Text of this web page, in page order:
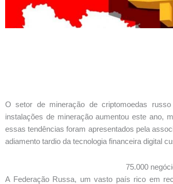
O setor de mineração de criptomoedas
instalações de mineração aumentou este ano,
essas tendências foram apresentados pela
adiamento tardio da tecnologia financeira digital
75.000
A Federação Russa, um vasto país rico em